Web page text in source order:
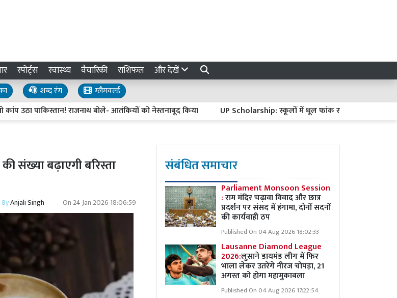
स्पोर्ट्स स्वास्थ्य वैचारिकी राशिफल और देखें
शब्द रंग
ग्लैमवर्ल्ड
पाकिस्तान! राजनाथ बोले- आतंकियों को नेस्तनाबूद किया UP Scholarship: स्कूलों में धूल फांक रहे 17 हजार फॉर्म, 31
संख्या बढ़ाएगी बरिस्ता
Anjali Singh On 24 Jan 2026 18:06:59
संबंधित समाचार
Parliament Monsoon Session
:राम मंदिर चढ़ावा विवाद और छात्र
प्रदर्शन पर संसद में हंगामा, दोनों सदनों
की कार्यवाही ठप
Published On 04 Aug 2026 18:02:33
Lausanne Diamond League
2026:लुसाने डायमंड लीग में फिर
भाला लेकर उतरेंगे नीरज चोपड़ा, 21
अगस्त को होगा महामुकाबला
Published On 04 Aug 2026 17:22:54